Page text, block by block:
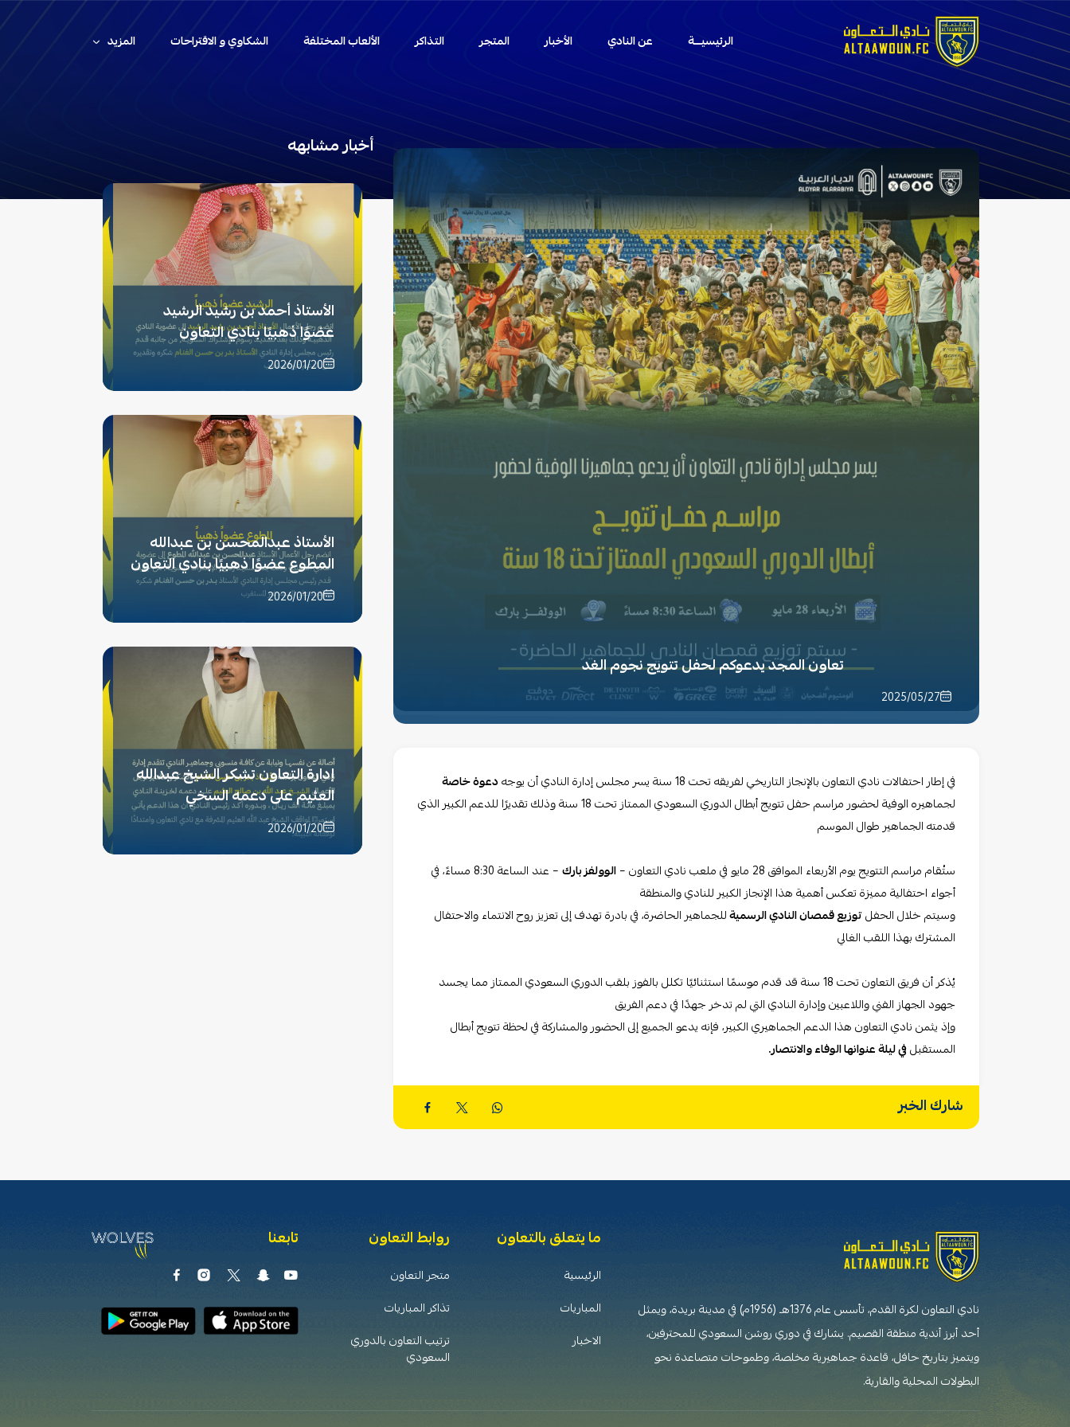
الرئيسيـــة عن النادي الأخبار المتجر التذاكر الألعاب المختلفة الشكاوي و الاقتراحات المزيد
تعاون المجد يدعوكم لحفل تتويج نجوم الغد
2025/05/27
في إطار احتفالات نادي التعاون بالإنجاز التاريخي لفريقه تحت 18 سنة يسر مجلس إدارة النادي أن يوجه
دعوة خاصة
لجماهيره الوفية لحضور مراسم حفل تتويج أبطال الدوري السعودي الممتاز تحت 18 سنة وذلك تقديرًا للدعم الكبير الذي
قدمته الجماهير طوال الموسم
ستُقام مراسم التتويج يوم الأربعاء الموافق 28 مايو في ملعب نادي التعاون – الوولفز بارك
– عند الساعة 8:30 مساءً، في
أجواء احتفالية مميزة تعكس أهمية هذا الإنجاز الكبير للنادي والمنطقة
وسيتم خلال الحفل توزيع قمصان النادي الرسميةللجماهير الحاضرة، في بادرة تهدف إلى تعزيز روح الانتماء والاحتفال
المشترك بهذا اللقب الغالي
يُذكر أن فريق التعاون تحت 18 سنة قد قدم موسمًا استثنائيًا تكلل بالفوز بلقب الدوري السعودي الممتاز مما يجسد
جهود الجهاز الفني واللاعبين وإدارة النادي التي لم تدخر جهدًا في دعم الفريق
وإذ يثمن نادي التعاون هذا الدعم الجماهيري الكبير، فإنه يدعو الجميع إلى الحضور والمشاركة في لحظة تتويج أبطال
المستقبل في ليلة عنوانها الوفاء والانتصار.
شارك الخبر
أخبار مشابهه
الأستاذ أحمد بن رشيد الرشيد
عضوًا ذهبيًا بنادي ⁧‫التعاون‬⁩
2026/01/20
الأستاذ عبدالمحسن بن عبدالله
المطوع عضوًا ذهبيًا بنادي ⁧‫التعاون‬⁩
2026/01/20
إدارة التعاون تشكر الشيخ عبدالله
العثيم على دعمه السخي
2026/01/20
نادي التعاون لكرة القدم، تأسس عام 1376هـ (1956م) في مدينة بريدة، ويمثل
أحد أبرز أندية منطقة القصيم. يشارك في دوري روشن السعودي للمحترفين،
ويتميز بتاريخ حافل، قاعدة جماهيرية مخلصة، وطموحات متصاعدة نحو
البطولات المحلية والقارية.
ما يتعلق بالتعاون
الرئيسية
المباريات
الاخبار
روابط التعاون
متجر التعاون
تذاكر المباريات
ترتيب التعاون بالدوري
السعودي
تابعنا